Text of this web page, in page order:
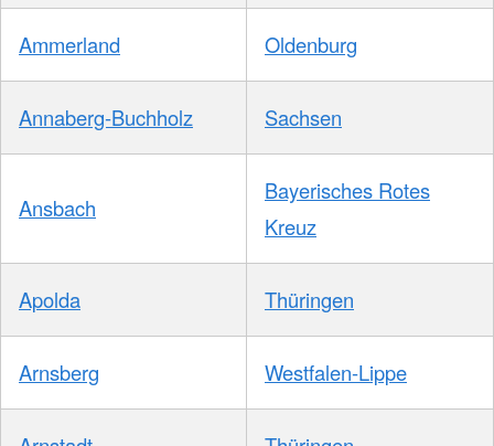
Ammerland Oldenburg
Annaberg-Buchholz Sachsen
Ansbach
Bayerisches Rotes
Kreuz
Apolda Thüringen
Arnsberg Westfalen-Lippe